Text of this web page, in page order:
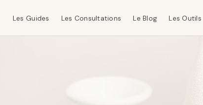
Les Guides Les Consultations Le Blog Les Outils